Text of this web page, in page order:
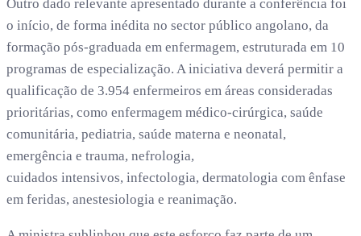
Outro dado relevante apresentado durante a conferência foi
o início, de forma inédita no sector público angolano, da
formação pós-graduada em enfermagem, estruturada em 10
programas de especialização. A iniciativa deverá permitir a
qualificação de 3.954 enfermeiros em áreas consideradas
prioritárias, como enfermagem médico-cirúrgica, saúde
comunitária, pediatria, saúde materna e neonatal,
emergência e trauma, nefrologia,
cuidados intensivos, infectologia, dermatologia com ênfase
em feridas, anestesiologia e reanimação.